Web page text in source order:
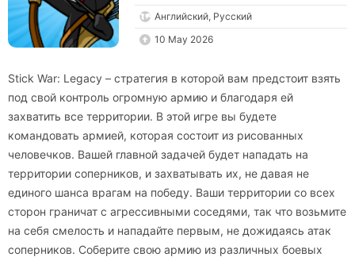
Английский, Русский
10 May 2026
Stick War: Legacy – стратегия в которой вам предстоит взять
под свой контроль огромную армию и благодаря ей
захватить все территории. В этой игре вы будете
командовать армией, которая состоит из рисованных
человечков. Вашей главной задачей будет нападать на
территории соперников, и захватывать их, не давая не
единого шанса врагам на победу. Ваши территории со всех
сторон граничат с агрессивными соседями, так что возьмите
на себя смелость и нападайте первым, не дожидаясь атак
соперников. Соберите свою армию из различных боевых